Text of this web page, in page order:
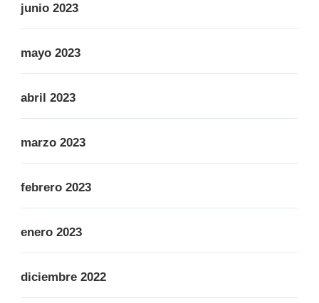
junio 2023
mayo 2023
abril 2023
marzo 2023
febrero 2023
enero 2023
diciembre 2022